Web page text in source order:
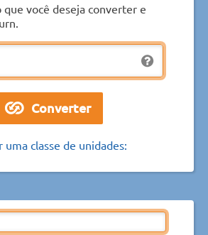
que você deseja converter e
uma classe de unidades: